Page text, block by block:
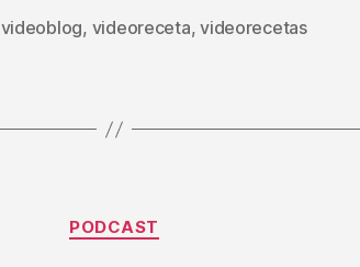
videoblog, videoreceta,videorecetas
Categorías
PODCAST